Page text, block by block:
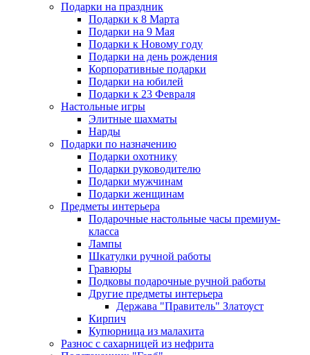
Подарки на праздник
Подарки к 8 Марта
Подарки на 9 Мая
Подарки к Новому году
Подарки на день рождения
Корпоративные подарки
Подарки на юбилей
Подарки к 23 Февраля
Настольные игры
Элитные шахматы
Нарды
Подарки по назначению
Подарки охотнику
Подарки руководителю
Подарки мужчинам
Подарки женщинам
Предметы интерьера
Подарочные настольные часы премиум-
класса
Лампы
Шкатулки ручной работы
Гравюры
Подковы подарочные ручной работы
Другие предметы интерьера
Держава "Правитель" Златоуст
Кирпич
Купюрница из малахита
Разнос с сахарницей из нефрита